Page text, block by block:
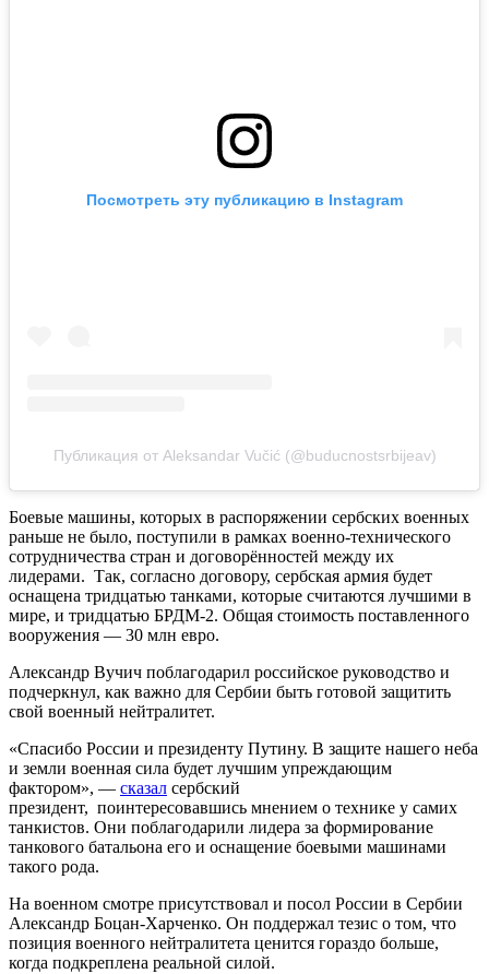
Посмотреть эту публикацию в Instagram
Публикация от Aleksandar Vučić (@buducnostsrbijeav)
Боевые машины, которых в распоряжении сербских военных
раньше не было, поступили в рамках военно-технического
сотрудничества стран и договорённостей между их
лидерами. Так, согласно договору, сербская армия будет
оснащена тридцатью танками, которые считаются лучшими в
мире, и тридцатью БРДМ-2. Общая стоимость поставленного
вооружения — 30 млн евро.
Александр Вучич поблагодарил российское руководство и
подчеркнул, как важно для Сербии быть готовой защитить
свой военный нейтралитет.
«Cпасибо России и президенту Путину. В защите нашего неба
и земли военная сила будет лучшим упреждающим
фактором», — сказал сербский
президент, поинтересовавшись мнением о технике у самих
танкистов. Они поблагодарили лидера за формирование
танкового батальона его и оснащение боевыми машинами
такого рода.
На военном смотре присутствовал и посол России в Сербии
Александр Боцан-Харченко. Он поддержал тезис о том, что
позиция военного нейтралитета ценится гораздо больше,
когда подкреплена реальной силой.